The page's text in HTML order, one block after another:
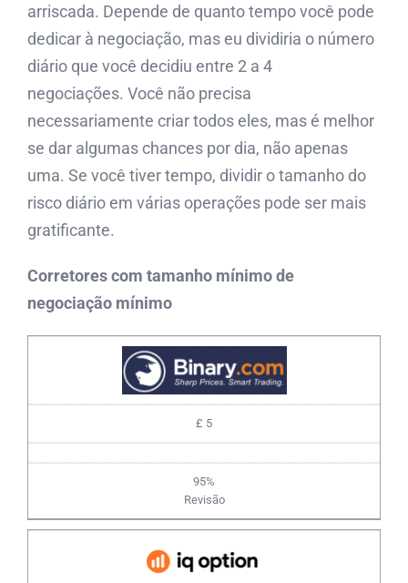
arriscada. Depende de quanto tempo você pode
dedicar à negociação, mas eu dividiria o número
diário que você decidiu entre 2 a 4
negociações. Você não precisa
necessariamente criar todos eles, mas é melhor
se dar algumas chances por dia, não apenas
uma. Se você tiver tempo, dividir o tamanho do
risco diário em várias operações pode ser mais
gratificante.
Corretores com tamanho mínimo de
negociação mínimo
£ 5
95%
Revisão